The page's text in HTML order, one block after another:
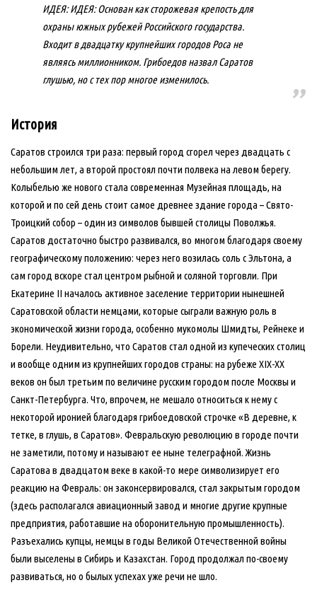
ИДЕЯ: ИДЕЯ: Основан как сторожевая крепость для
охраны южных рубежей Российского государства.
Входит в двадцатку крупнейших городов Роса не
являясь миллионником. Грибоедов назвал Саратов
глушью, но с тех пор многое изменилось.
История
Саратов строился три раза: первый город сгорел через двадцать с
небольшим лет, а второй простоял почти полвека на левом берегу.
Колыбелью же нового стала современная Музейная площадь, на
которой и по сей день стоит самое древнее здание города – Свято-
Троицкий собор – один из символов бывшей столицы Поволжья.
Саратов достаточно быстро развивался, во многом благодаря своему
географическому положению: через него возилась соль с Эльтона, а
сам город вскоре стал центром рыбной и соляной торговли. При
Екатерине II началось активное заселение территории нынешней
Саратовской области немцами, которые сыграли важную роль в
экономической жизни города, особенно мукомолы Шмидты, Рейнеке и
Борели. Неудивительно, что Саратов стал одной из купеческих столиц
и вообще одним из крупнейших городов страны: на рубеже XIX-XX
веков он был третьим по величине русским городом после Москвы и
Санкт-Петербурга. Что, впрочем, не мешало относиться к нему с
некоторой иронией благодаря грибоедовской строчке «В деревне, к
тетке, в глушь, в Саратов». Февральскую революцию в городе почти
не заметили, потому и называют ее ныне телеграфной. Жизнь
Саратова в двадцатом веке в какой-то мере символизирует его
реакцию на Февраль: он законсервировался, стал закрытым городом
(здесь располагался авиационный завод и многие другие крупные
предприятия, работавшие на оборонительную промышленность).
Разъехались купцы, немцы в годы Великой Отечественной войны
были выселены в Сибирь и Казахстан. Город продолжал по-своему
развиваться, но о былых успехах уже речи не шло.